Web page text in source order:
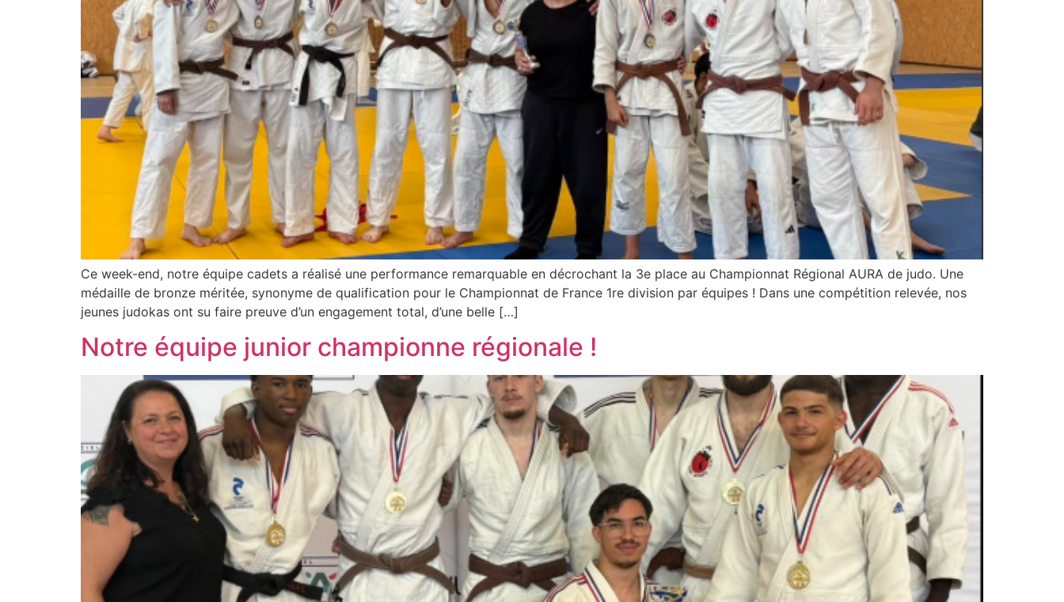
Ce week-end, notre équipe cadets a réalisé une performance remarquable en décrochant la 3e place au Championnat Régional AURA de judo. Une
médaille de bronze méritée, synonyme de qualification pour le Championnat de France 1re division par équipes ! Dans une compétition relevée, nos
jeunes judokas ont su faire preuve d’un engagement total, d’une belle […]
Notre équipe junior championne régionale !